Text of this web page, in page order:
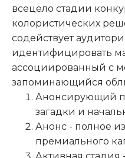
всецело стадии
колористических
содействует
идентифицировать
ассоциированный с
запоминающийся
Анонсирующий
загадки и
Анонс - полное
премиального